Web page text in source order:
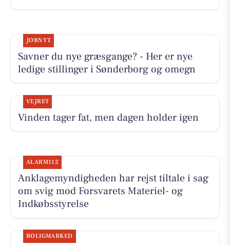
JOBNYT
Savner du nye græsgange? - Her er nye
ledige stillinger i Sønderborg og omegn
VEJRET
Vinden tager fat, men dagen holder igen
ALARM112
Anklagemyndigheden har rejst tiltale i sag
om svig mod Forsvarets Materiel- og
Indkøbsstyrelse
BOLIGMARKED